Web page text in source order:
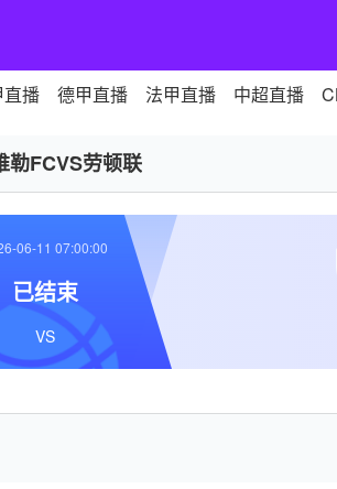
直播 德甲直播 法甲直播 中超直播
勒FCVS劳顿联
06-11 07:00:00
已结束
VS